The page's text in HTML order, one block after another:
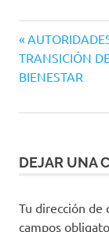
de
Entrada
anterior:
TRANSICIÓN
BIENESTAR
DEJAR UNA
Tu dirección de
campos